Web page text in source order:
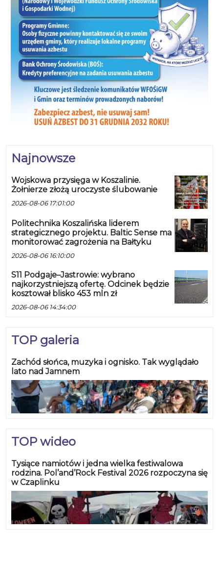
Najnowsze
Wojskowa przysięga w Koszalinie.
Żołnierze złożą uroczyste ślubowanie
2026-08-06 17:01:00
Politechnika Koszalińska liderem
strategicznego projektu. Baltic Sense ma
monitorować zagrożenia na Bałtyku
2026-08-06 16:10:00
S11 Podgaje–Jastrowie: wybrano
najkorzystniejszą ofertę. Odcinek będzie
kosztował blisko 453 mln zł
2026-08-06 14:34:00
TOP galeria
Zachód słońca, muzyka i ognisko. Tak wyglądało
lato nad Jamnem
TOP wideo
Tysiące namiotów i jedna wielka festiwalowa
rodzina. Pol’and’Rock Festival 2026 rozpoczyna się
w Czaplinku